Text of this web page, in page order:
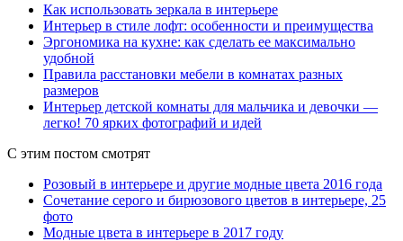
Как использовать зеркала в интерьере
Интерьер в стиле лофт: особенности и преимущества
Эргономика на кухне: как сделать ее максимально
удобной
Правила расстановки мебели в комнатах разных
размеров
Интерьер детской комнаты для мальчика и девочки —
легко! 70 ярких фотографий и идей
С этим постом смотрят
Розовый в интерьере и другие модные цвета 2016 года
Сочетание серого и бирюзового цветов в интерьере, 25
фото
Модные цвета в интерьере в 2017 году